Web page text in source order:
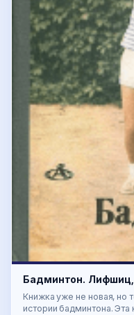
Бадминтон. Лифшиц,
Книжка уже не новая, но
истории бадминтона. Эта